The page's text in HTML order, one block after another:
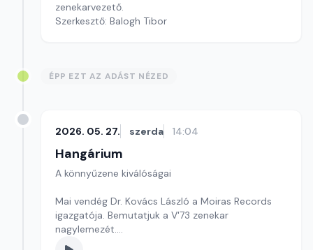
zenekarvezető.
Szerkesztő: Balogh Tibor
ÉPP EZT AZ ADÁST NÉZED
2026. 05. 27. szerda 14:04
Hangárium
A könnyűzene kiválóságai
Mai vendég Dr. Kovács László a Moiras Records
igazgatója. Bemutatjuk a V'73 zenekar
nagylemezét.
Szerkesztő: Balogh Tibor